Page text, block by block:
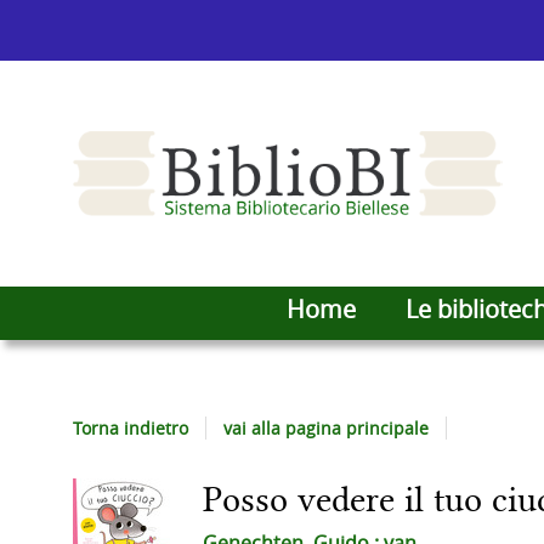
Home Le
Torna indietro vai alla pagina principale
DettaglioPosso vedere il tuo